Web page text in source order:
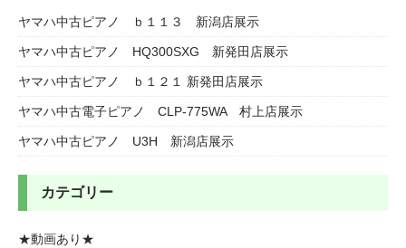
ヤマハ中古ピアノ ｂ１１３ 新潟店展示
ヤマハ中古ピアノ HQ300SXG 新発田店展示
ヤマハ中古ピアノ ｂ１２１ 新発田店展示
ヤマハ中古電子ピアノ CLP-775WA 村上店展示
ヤマハ中古ピアノ U3H 新潟店展示
カテゴリー
★動画あり★